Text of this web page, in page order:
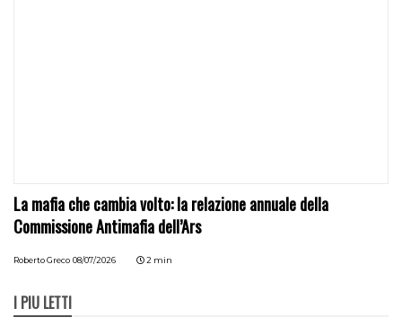
La mafia che cambia volto: la relazione annuale della
Commissione Antimafia dell’Ars
Roberto Greco 08/07/2026 2 min
I PIÙ LETTI